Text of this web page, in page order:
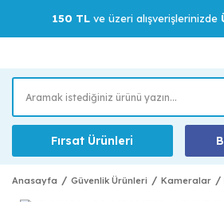
150 TLve üzeri alışverişlerinizde
Fırsat Ürünleri
Anasayfa Güvenlik Ürünleri Kameralar